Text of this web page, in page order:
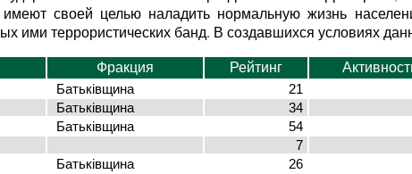
имеют своей целью наладить нормальную жизнь
ими террористических банд. В создавшихся условиях
Фракция Рейтинг
Батьківщина 21
Батьківщина 34
Батьківщина 54
7
Батьківщина 26